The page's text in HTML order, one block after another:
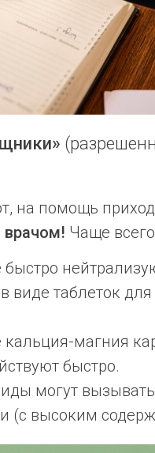
на помощь
врачом! Чаще
виде таблеток
кальция-магния
быстро.
могут
(с высоким